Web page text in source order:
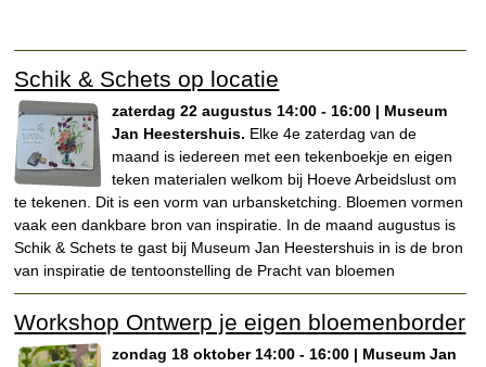
Schik & Schets op locatie
zaterdag 22 augustus 14:00 - 16:00 | Museum
Jan Heestershuis. Elke 4e zaterdag van de
maand is iedereen met een tekenboekje en eigen
teken materialen welkom bij Hoeve Arbeidslust om
te tekenen. Dit is een vorm van urbansketching. Bloemen vormen
vaak een dankbare bron van inspiratie. In de maand augustus is
Schik & Schets te gast bij Museum Jan Heestershuis in is de bron
van inspiratie de tentoonstelling de Pracht van bloemen
Workshop Ontwerp je eigen bloemenborder
zondag 18 oktober 14:00 - 16:00 | Museum Jan